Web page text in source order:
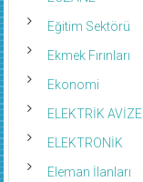
Eğitim Sektörü
Ekmek Fırınları
Ekonomi
ELEKTRİK AVİZE
ELEKTRONİK
Eleman İlanları